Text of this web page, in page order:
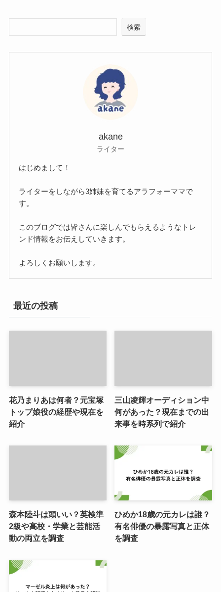
検索
akane
ライター
はじめまして！
ライターをしながら3姉妹を育てるアラフォーママで
す。
このブログでは皆さんに楽しんでもらえるようなトレ
ンド情報をお伝えしていきます。
よろしくお願いします。
最近の投稿
花乃まりあは何者？元宝塚
トップ娘役の経歴や現在を
紹介
三山凌輝オーディション中
何があった？現在までの出
来事を時系列で紹介
森本陸斗は頭いい？英検準
2級や高校・学業と芸能活
動の両立を調査
ひめか18歳の元カレは誰？
有名俳優の暴露写真と正体
を調査